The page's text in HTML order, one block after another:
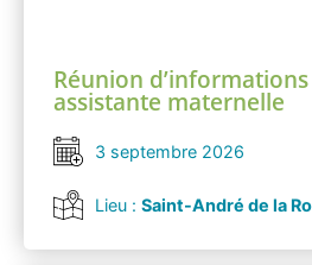
Réunion
assistante maternelle
3 septembre 2026
Lieu : Saint-André de la